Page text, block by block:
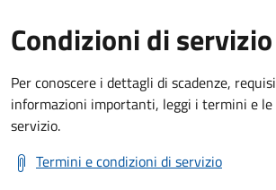
Condizioni di servizio
Per conoscere i dettagli di scadenze,
informazioni importanti, leggi i termini e le
servizio.
Termini e condizioni di servizio